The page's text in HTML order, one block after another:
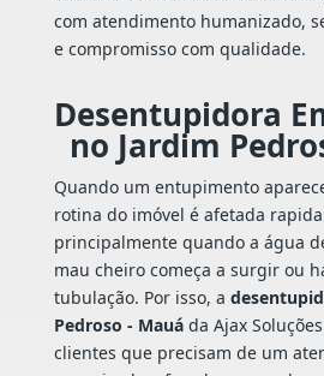
com atendimento humanizado,
e compromisso com qualidade.
Desentupidora
no Jardim
Quando um entupimento
rotina do imóvel é afetada
principalmente quando a água
mau cheiro começa a surgir ou
tubulação. Por isso, a
Pedroso - Mauáda Ajax
clientes que precisam de um